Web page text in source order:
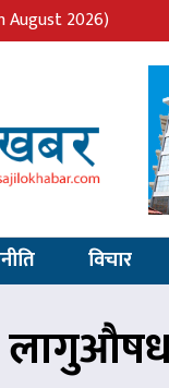
August 2026)
विचार